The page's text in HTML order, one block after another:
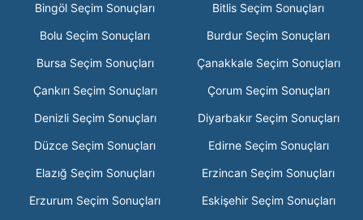
Bingöl Seçim Sonuçları
Bitlis Seçim Sonuçları
Bolu Seçim Sonuçları
Burdur Seçim Sonuçları
Bursa Seçim Sonuçları
Çanakkale Seçim Sonuçları
Çankırı Seçim Sonuçları
Çorum Seçim Sonuçları
Denizli Seçim Sonuçları
Diyarbakır Seçim Sonuçları
Düzce Seçim Sonuçları
Edirne Seçim Sonuçları
Elazığ Seçim Sonuçları
Erzincan Seçim Sonuçları
Erzurum Seçim Sonuçları
Eskişehir Seçim Sonuçları